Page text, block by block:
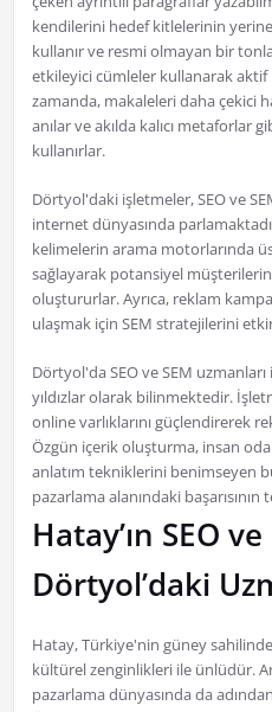
kendilerini hedef kitlelerinin
kullanır ve resmi olmayan bir
etkileyici cümleler kullanarak aktif
zamanda, makaleleri daha çekici
anılar ve akılda kalıcı metaforlar
kullanırlar.
Dörtyol'daki işletmeler, SEO ve
internet dünyasında
kelimelerin arama motorlarında
sağlayarak potansiyel
oluştururlar. Ayrıca, reklam
ulaşmak için SEM stratejilerini
Dörtyol'da SEO ve SEM
yıldızlar olarak bilinmektedir.
online varlıklarını güçlendirerek
Özgün içerik oluşturma, insan
anlatım tekniklerini benimseyen
pazarlama alanındaki
Hatay’ın SEO
Dörtyol’daki
Hatay, Türkiye'nin güney
kültürel zenginlikleri ile ünlüdür.
pazarlama dünyasında da